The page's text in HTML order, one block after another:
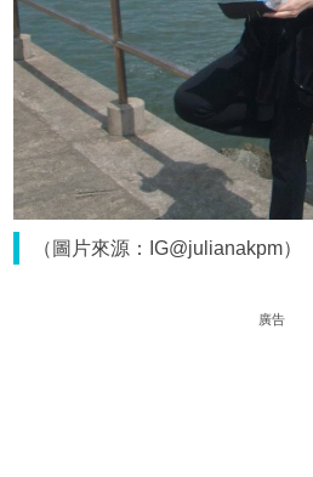
（圖片來源：IG@julianakpm）
廣告